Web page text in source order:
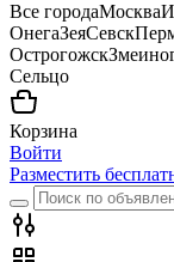
Все городаМосква
ОнегаЗеяСевск
Острогожск
Сельцо
Корзина
Войти
Разместить